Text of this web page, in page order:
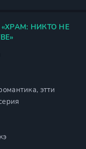
НИКТО НЕ
этти